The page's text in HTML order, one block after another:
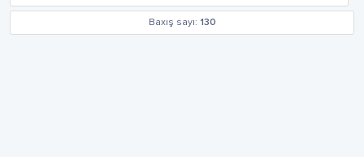
Baxış sayı: 130